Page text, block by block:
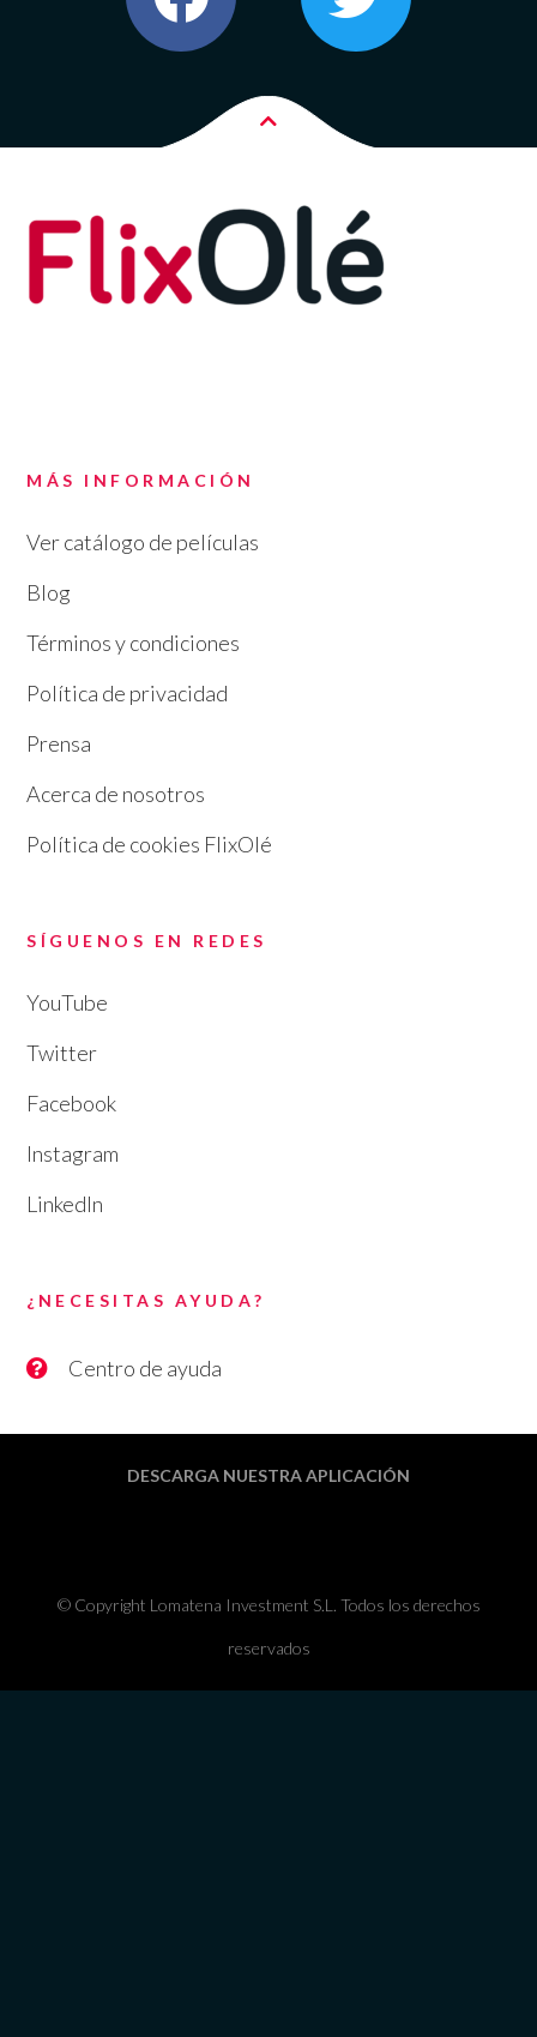
MÁS INFORMACIÓN
Ver catálogo de películas
Blog
Términos y condiciones
Política de privacidad
Prensa
Acerca de nosotros
Política de cookies FlixOlé
SÍGUENOS EN REDES
YouTube
Twitter
Facebook
Instagram
LinkedIn
¿NECESITAS AYUDA?
Centro de ayuda
DESCARGA NUESTRA APLICACIÓN
© Copyright Lomatena Investment S.L. Todos los derechos
reservados